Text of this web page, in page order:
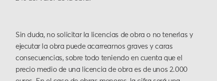
Sin duda, no solicitar la licencias de obra o no tenerlas y
ejecutar la obra puede acarrearnos graves y caras
consecuencias, sobre todo teniendo en cuenta que el
precio medio de una licencia de obra es de unos 2.000